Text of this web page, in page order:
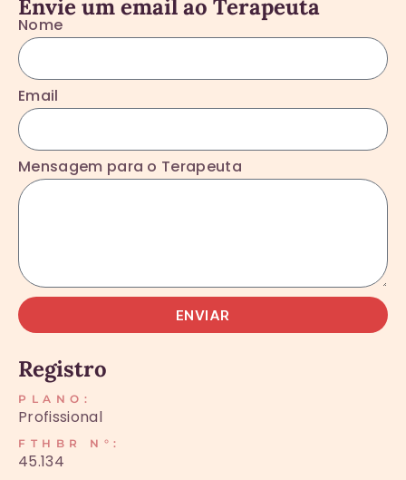
Envie um email ao Terapeuta
Nome
Email
Mensagem para o Terapeuta
ENVIAR
Registro
PLANO:
Profissional
FTHBR N°:
45.134